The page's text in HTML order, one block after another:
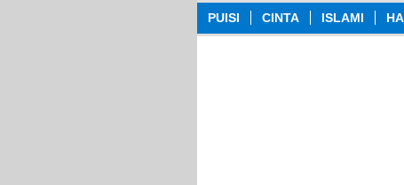
PUISI CINTA ISLAMI